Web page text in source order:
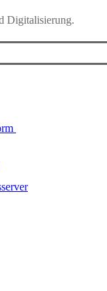
Digitalisierung.